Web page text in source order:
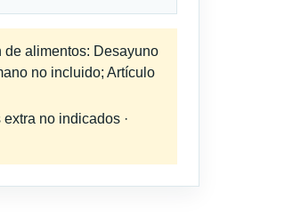
de alimentos: Desayuno
no incluido; Artículo
no indicados ·